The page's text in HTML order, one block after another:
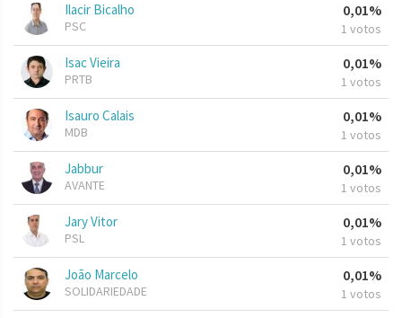
Ilacir Bicalho
PSC
0,01%
1 votos
Isac Vieira
PRTB
0,01%
1 votos
Isauro Calais
MDB
0,01%
1 votos
Jabbur
AVANTE
0,01%
1 votos
Jary Vitor
PSL
0,01%
1 votos
João Marcelo
SOLIDARIEDADE
0,01%
1 votos